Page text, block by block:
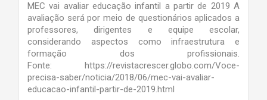
MEC vai avaliar educação infantil a partir de 2019 A
avaliação será por meio de questionários aplicados a
professores, dirigentes e equipe escolar,
considerando aspectos como infraestrutura e
formação dos profissionais.
Fonte: https://revistacrescer.globo.com/Voce-
precisa-saber/noticia/2018/06/mec-vai-avaliar-
educacao-infantil-partir-de-2019.html